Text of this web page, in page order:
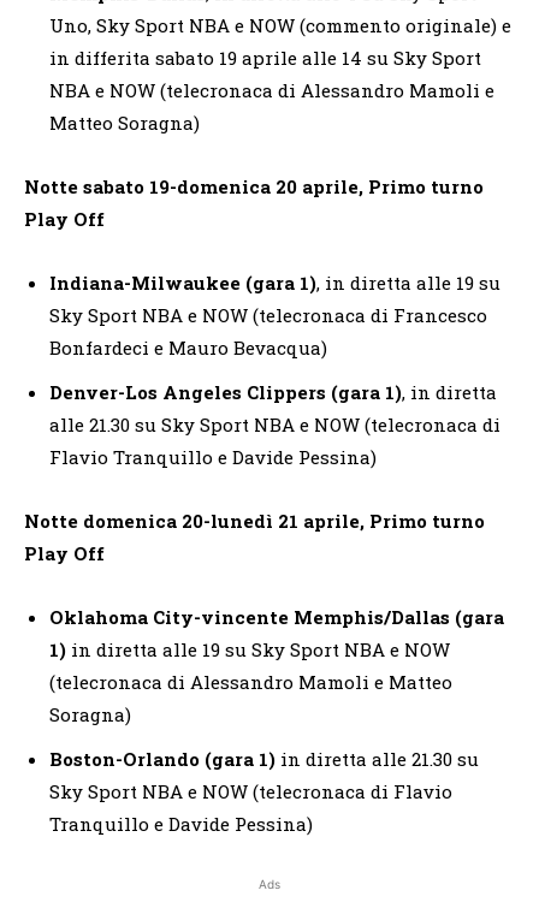
Uno, Sky Sport NBA e NOW (commento originale) e
in differita sabato 19 aprile alle 14 su Sky Sport
NBA e NOW (telecronaca di Alessandro Mamoli e
Matteo Soragna)
Notte sabato 19-domenica 20 aprile, Primo turno
Play Off
Indiana-Milwaukee (gara 1), in diretta alle 19 su
Sky Sport NBA e NOW (telecronaca di Francesco
Bonfardeci e Mauro Bevacqua)
Denver-Los Angeles Clippers (gara 1), in diretta
alle 21.30 su Sky Sport NBA e NOW (telecronaca di
Flavio Tranquillo e Davide Pessina)
Notte domenica 20-lunedì 21 aprile, Primo turno
Play Off
Oklahoma City-vincente Memphis/Dallas (gara
1) in diretta alle 19 su Sky Sport NBA e NOW
(telecronaca di Alessandro Mamoli e Matteo
Soragna)
Boston-Orlando (gara 1) in diretta alle 21.30 su
Sky Sport NBA e NOW (telecronaca di Flavio
Tranquillo e Davide Pessina)
Ads